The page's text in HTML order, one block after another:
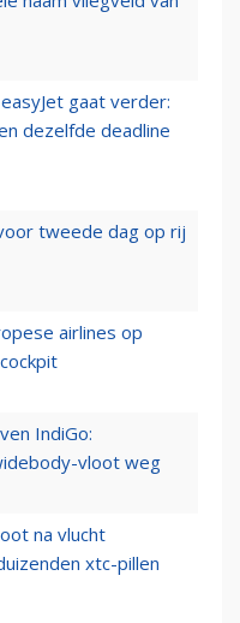
gaat verder:
dezelfde deadline
tweede dag op rij
airlines op
IndiGo:
vloot weg
na vlucht
xtc-pillen